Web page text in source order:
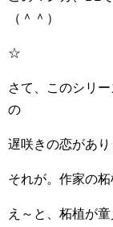
（＾＾）
☆
さて、このシリ
の
遅咲きの恋があり
それが。作家の
え～と、柘植が